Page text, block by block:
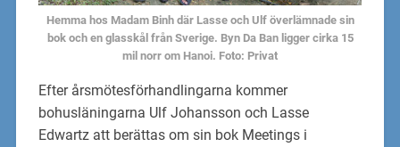
Hemma hos Madam Binh där Lasse och Ulf överlämnade sin
bok och en glasskål från Sverige. Byn Da Ban ligger cirka 15
mil norr om Hanoi. Foto: Privat
Efter årsmötesförhandlingarna kommer
bohusläningarna Ulf Johansson och Lasse
Edwartz att berättas om sin bok Meetings i